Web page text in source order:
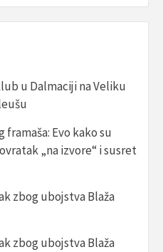
u Dalmaciji na Veliku
framaša: Evo kako su
„na izvore“ i susret
zbog ubojstva Blaža
zbog ubojstva Blaža